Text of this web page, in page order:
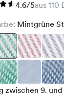
4.6/5aus 110
Mintgrüne
zwischen 9. und